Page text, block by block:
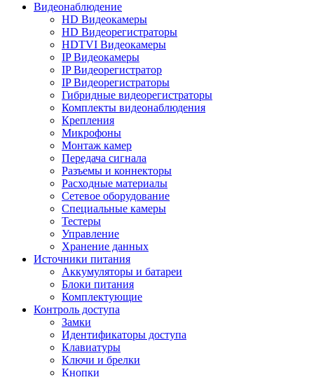
Видеонаблюдение
HD Видеокамеры
HD Видеорегистраторы
HDTVI Видеокамеры
IP Видеокамеры
IP Видеорегистратор
IP Видеорегистраторы
Гибридные видеорегистраторы
Комплекты видеонаблюдения
Крепления
Микрофоны
Монтаж камер
Передача сигнала
Разъемы и коннекторы
Расходные материалы
Сетевое оборудование
Специальные камеры
Тестеры
Управление
Хранение данных
Источники питания
Аккумуляторы и батареи
Блоки питания
Комплектующие
Контроль доступа
Замки
Идентификаторы доступа
Клавиатуры
Ключи и брелки
Кнопки